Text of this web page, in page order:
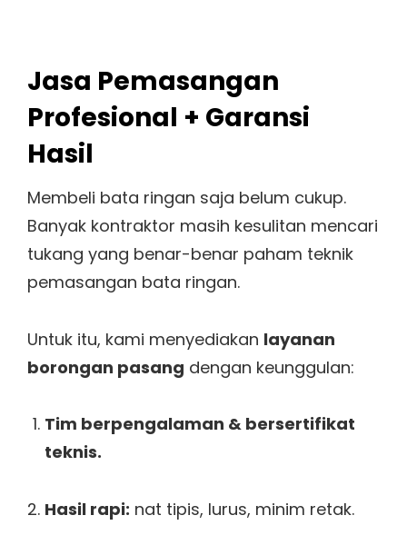
Jasa Pemasangan
Profesional + Garansi
Hasil
Membeli bata ringan saja belum cukup.
Banyak kontraktor masih kesulitan mencari
tukang yang benar-benar paham teknik
pemasangan bata ringan.
Untuk itu, kami menyediakan layanan
borongan pasang dengan keunggulan:
Tim berpengalaman & bersertifikat
teknis.
Hasil rapi: nat tipis, lurus, minim retak.